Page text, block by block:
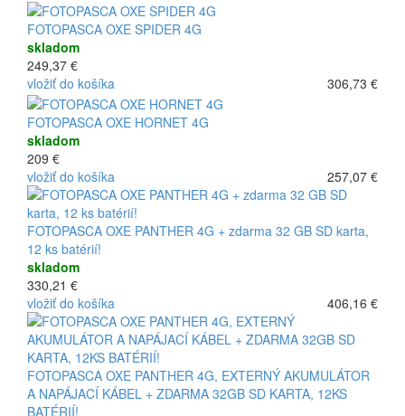
FOTOPASCA OXE SPIDER 4G
skladom
249,37 €
306,73 €
vložiť do košíka
FOTOPASCA OXE HORNET 4G
skladom
209 €
257,07 €
vložiť do košíka
FOTOPASCA OXE PANTHER 4G + zdarma 32 GB SD karta,
12 ks batérií!
skladom
330,21 €
406,16 €
vložiť do košíka
FOTOPASCA OXE PANTHER 4G, EXTERNÝ AKUMULÁTOR
A NAPÁJACÍ KÁBEL + ZDARMA 32GB SD KARTA, 12KS
BATÉRIÍ!